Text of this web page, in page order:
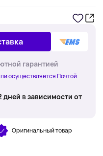
гарантией
осуществляется Почтой
дней в зависимости от
Оригинальный товар